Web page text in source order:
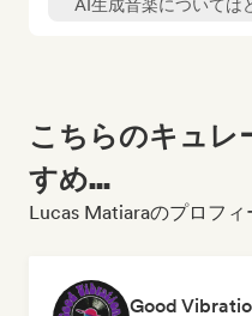
AI生成音楽については
こちらのキュレ
すめ...
Lucas Matiaraのプロフ
Good